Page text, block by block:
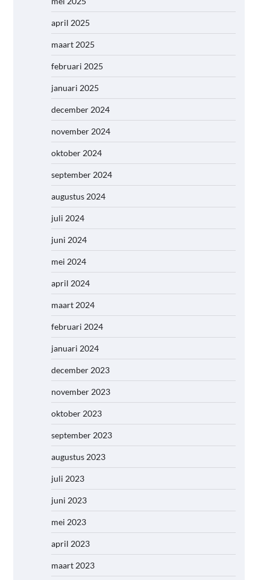
april 2025
maart 2025
februari 2025
januari 2025
december 2024
november 2024
oktober 2024
september 2024
augustus 2024
juli 2024
juni 2024
mei 2024
april 2024
maart 2024
februari 2024
januari 2024
december 2023
november 2023
oktober 2023
september 2023
augustus 2023
juli 2023
juni 2023
mei 2023
april 2023
maart 2023